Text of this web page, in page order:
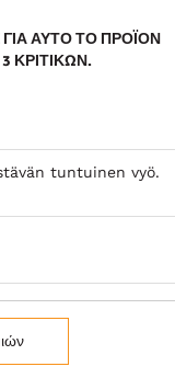
ΓΙΑ ΑΥΤΌ ΤΟ ΠΡΟΪΌΝ
3 ΚΡΙΤΙΚΏΝ.
tuntuinen vyö.